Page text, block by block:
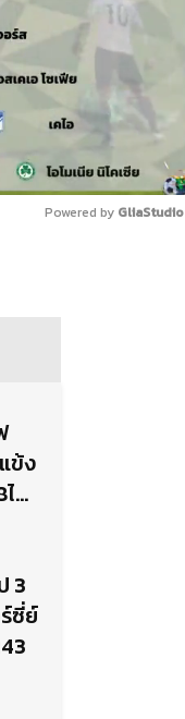
Powered by
ข้ง
ป
3
ซี่ย์